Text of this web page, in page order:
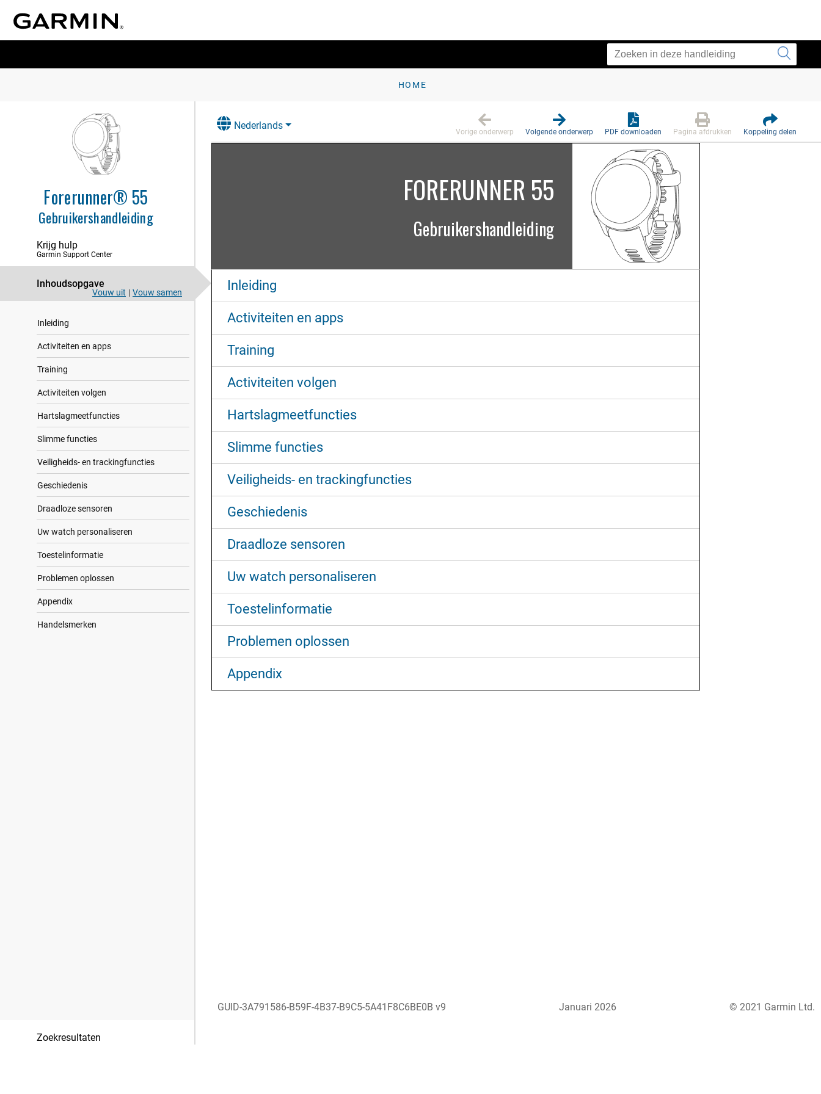
HOME
Forerunner® 55
Gebruikershandleiding
Krijg hulp
Garmin Support Center
Inhoudsopgave
Vouw uit | Vouw samen
Inleiding
Activiteiten en apps
Training
Activiteiten volgen
Hartslagmeetfuncties
Slimme functies
Veiligheids- en trackingfuncties
Geschiedenis
Draadloze sensoren
Uw watch personaliseren
Toestelinformatie
Problemen oplossen
Appendix
Handelsmerken
Zoekresultaten
Nederlands
Vorige onderwerp Volgende onderwerp PDF downloaden Pagina afdrukken Koppeling delen
FORERUNNER 55
Gebruikershandleiding
Inleiding
Activiteiten en apps
Training
Activiteiten volgen
Hartslagmeetfuncties
Slimme functies
Veiligheids- en trackingfuncties
Geschiedenis
Draadloze sensoren
Uw watch personaliseren
Toestelinformatie
Problemen oplossen
Appendix
GUID-3A791586-B59F-4B37-B9C5-5A41F8C6BE0B v9 Januari 2026 © 2021 Garmin Ltd.